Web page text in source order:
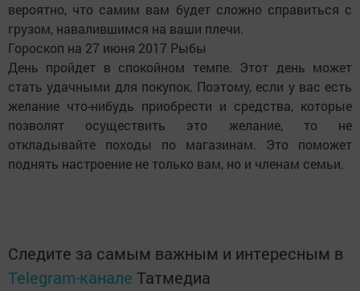
вероятно, что самим вам будет сложно справиться с
грузом, навалившимся на ваши плечи.
Гороскоп на 27 июня 2017 Рыбы
День пройдет в спокойном темпе. Этот день может
стать удачными для покупок. Поэтому, если у вас есть
желание что-нибудь приобрести и средства, которые
позволят осуществить это желание, то не
откладывайте походы по магазинам. Это поможет
поднять настроение не только вам, но и членам семьи.
Следите за самым важным и интересным в
Telegram-канале Татмедиа